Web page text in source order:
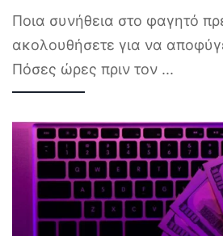
Ποια συνήθεια στο φαγητό
ακολουθήσετε για να
Πόσες ώρες πριν τον ...